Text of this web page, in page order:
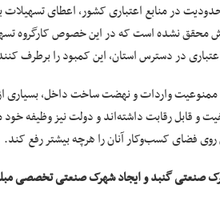
در منابع اعتباری کشور، اعطای
محقق نشده است که در این خصوص کارگروه
اعتباری در دسترس استان، این کمبود را برطرف
ممنوعیت واردات و نهضت ساخت داخل،
و قابل رقابت داشته‌اند و دولت نیز وظیفه
فضای کسب‌وکار آنان را هرچه بیشتر رفع کند.
صنعتی گنبد و ایجاد شهرک صنعتی تخصصی